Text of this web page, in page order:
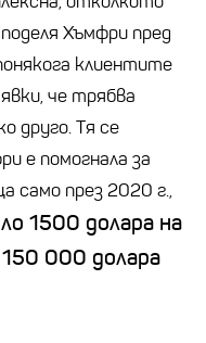
Хъмфри пред
клиентите
че трябва
друго. Tя се
е помогнала за
само през 2020 г.,
1500 долара на
000 долара